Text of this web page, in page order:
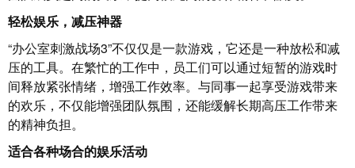
轻松娱乐，减压神器
“办公室刺激战场3”不仅仅是一款游戏，它还是一种放松和减
压的工具。在繁忙的工作中，员工们可以通过短暂的游戏时
间释放紧张情绪，增强工作效率。与同事一起享受游戏带来
的欢乐，不仅能增强团队氛围，还能缓解长期高压工作带来
的精神负担。
适合各种场合的娱乐活动